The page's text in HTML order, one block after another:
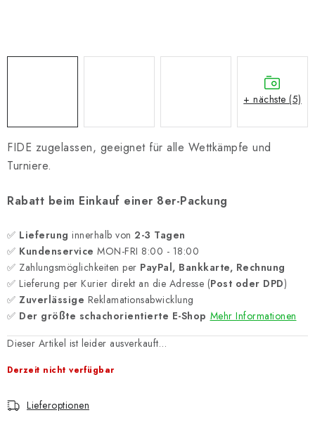
Geschäftsbedingungen
FIDE zugelassen, geeignet für alle Wettkämpfe und
Turniere.
Rabatt beim Einkauf einer 8er-Packung
✅ Lieferung innerhalb von 2-3 Tagen
✅ Kundenservice MON-FRI 8:00 - 18:00
✅ Zahlungsmöglichkeiten per PayPal, Bankkarte, Rechnung
✅ Lieferung per Kurier direkt an die Adresse (Post oder DPD)
✅ Zuverlässige Reklamationsabwicklung
✅ Der größte schachorientierte E-Shop Mehr Informationen
Dieser Artikel ist leider ausverkauft…
Derzeit nicht verfügbar
Lieferoptionen
+ nächste (5)